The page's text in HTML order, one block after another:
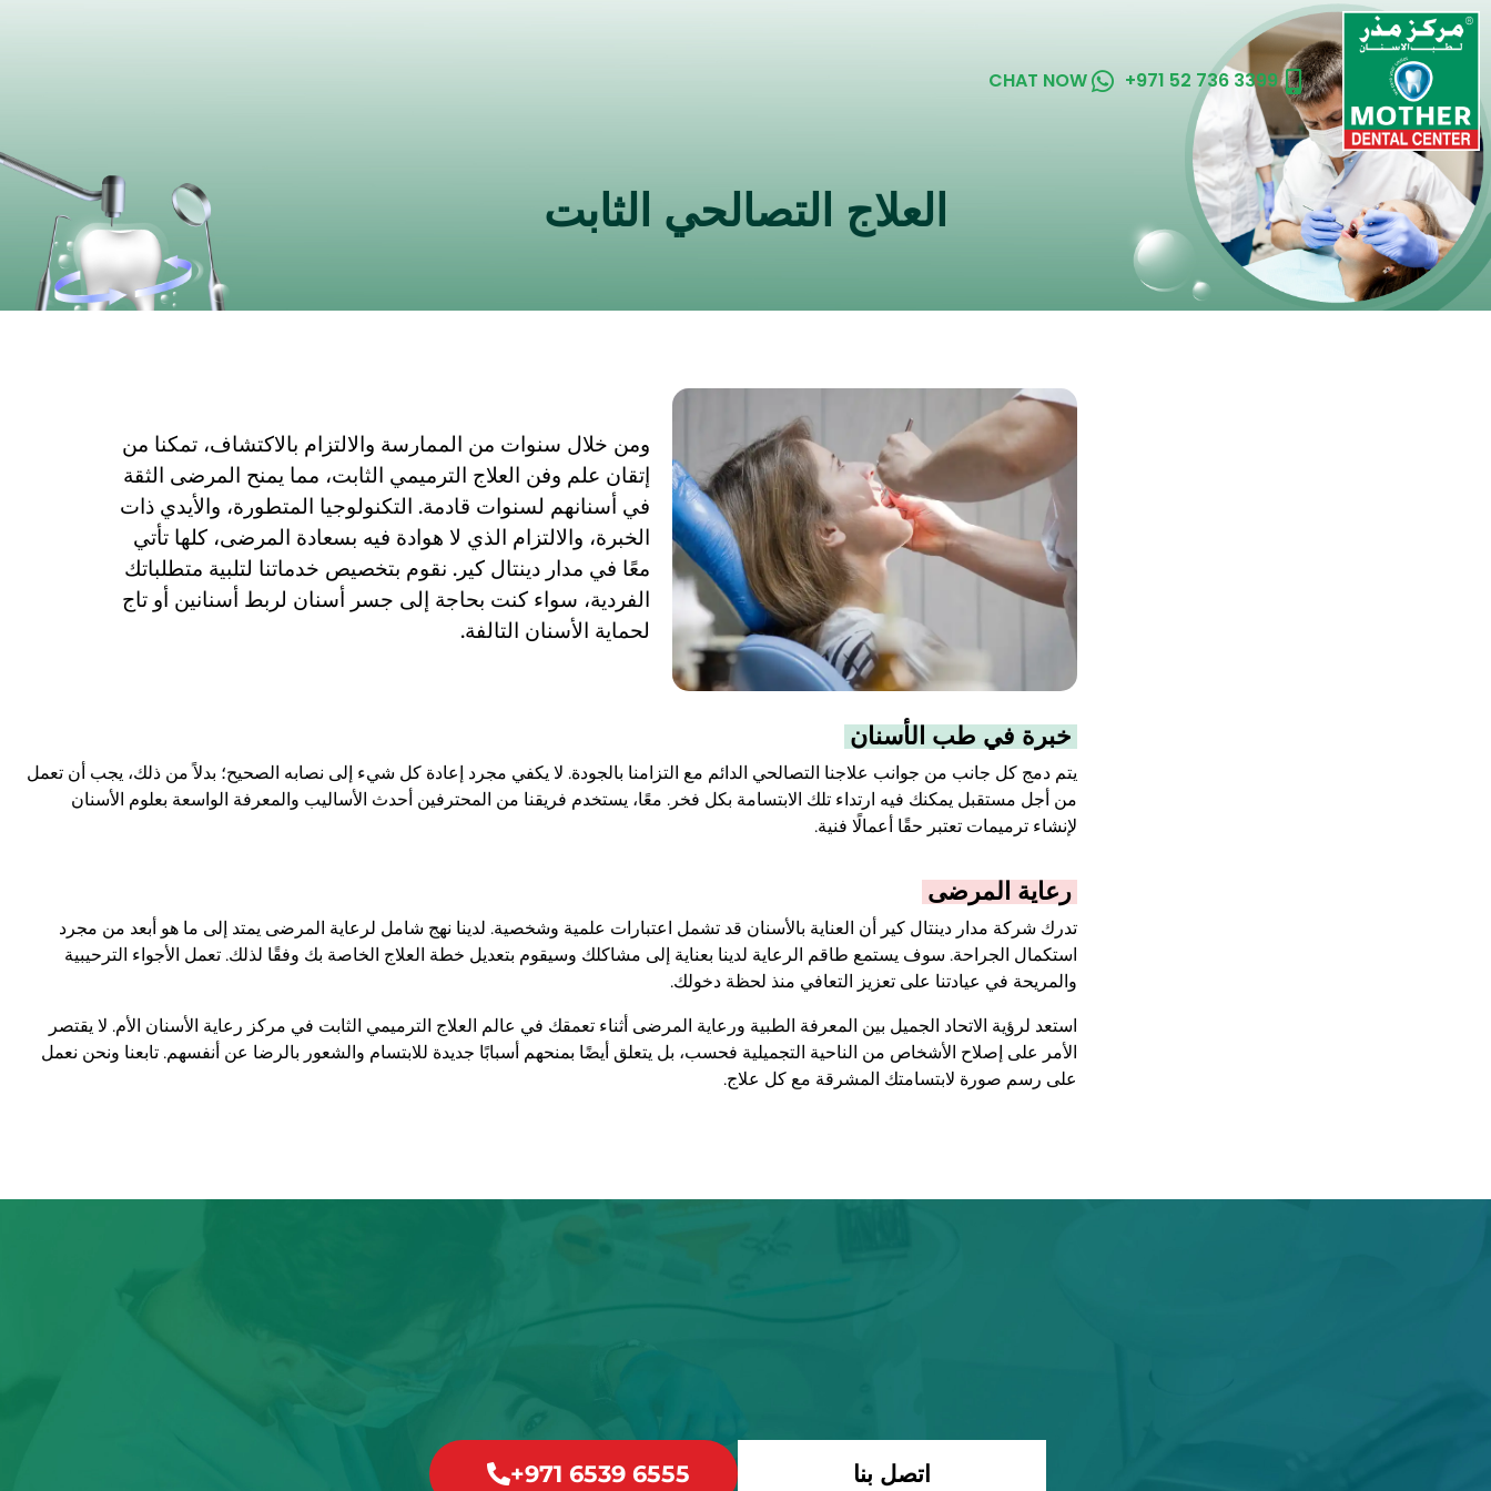
+971 52 736 3399
CHAT NOW
العلاج التصالحي الثابت
ومن خلال سنوات من الممارسة والالتزام بالاكتشاف، تمكنا من
إتقان علم وفن العلاج الترميمي الثابت، مما يمنح المرضى الثقة
في أسنانهم لسنوات قادمة. التكنولوجيا المتطورة، والأيدي ذات
الخبرة، والالتزام الذي لا هوادة فيه بسعادة المرضى، كلها تأتي
معًا في مدار دينتال كير. نقوم بتخصيص خدماتنا لتلبية متطلباتك
الفردية، سواء كنت بحاجة إلى جسر أسنان لربط أسنانين أو تاج
لحماية الأسنان التالفة.
خبرة في طب الأسنان
يتم دمج كل جانب من جوانب علاجنا التصالحي الدائم مع التزامنا بالجودة. لا يكفي مجرد إعادة كل شيء إلى نصابه الصحيح؛ بدلاً من ذلك، يجب أن تعمل
من أجل مستقبل يمكنك فيه ارتداء تلك الابتسامة بكل فخر. معًا، يستخدم فريقنا من المحترفين أحدث الأساليب والمعرفة الواسعة بعلوم الأسنان
لإنشاء ترميمات تعتبر حقًا أعمالًا فنية.
رعاية المرضى
تدرك شركة مدار دينتال كير أن العناية بالأسنان قد تشمل اعتبارات علمية وشخصية. لدينا نهج شامل لرعاية المرضى يمتد إلى ما هو أبعد من مجرد
استكمال الجراحة. سوف يستمع طاقم الرعاية لدينا بعناية إلى مشاكلك وسيقوم بتعديل خطة العلاج الخاصة بك وفقًا لذلك. تعمل الأجواء الترحيبية
والمريحة في عيادتنا على تعزيز التعافي منذ لحظة دخولك.
استعد لرؤية الاتحاد الجميل بين المعرفة الطبية ورعاية المرضى أثناء تعمقك في عالم العلاج الترميمي الثابت في مركز رعاية الأسنان الأم. لا يقتصر
الأمر على إصلاح الأشخاص من الناحية التجميلية فحسب، بل يتعلق أيضًا بمنحهم أسبابًا جديدة للابتسام والشعور بالرضا عن أنفسهم. تابعنا ونحن نعمل
على رسم صورة لابتسامتك المشرقة مع كل علاج.
اتصل بنا +971 6539 6555